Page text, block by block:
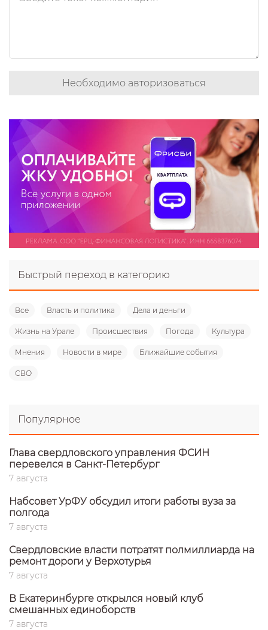
Необходимо авторизоваться
Быстрый переход в категорию
Все Власть и политика Дела и деньги
Жизнь на Урале Происшествия Погода Культура
Мнения Новости в мире Ближайшие события
СВО
Популярное
Глава свердловского управления ФСИН
перевелся в Санкт-Петербург
7 августа
Набсовет УрФУ обсудил итоги работы вуза за
полгода
7 августа
Свердловские власти потратят полмиллиарда на
ремонт дороги у Верхотурья
7 августа
В Екатеринбурге открылся новый клуб
смешанных единоборств
7 августа